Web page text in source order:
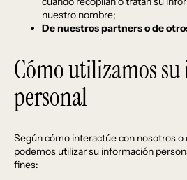
nuestro nombre;
De nuestros partners o de
Cómo utilizamos
personal
Según cómo interactúe con nosotros o
podemos utilizar su información
fines: